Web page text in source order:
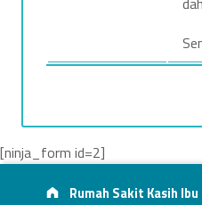
[ninja_form id=2]
Skip back to main navigationFooter info sidebar
Address:
Rumah Sakit Kasih Ibu